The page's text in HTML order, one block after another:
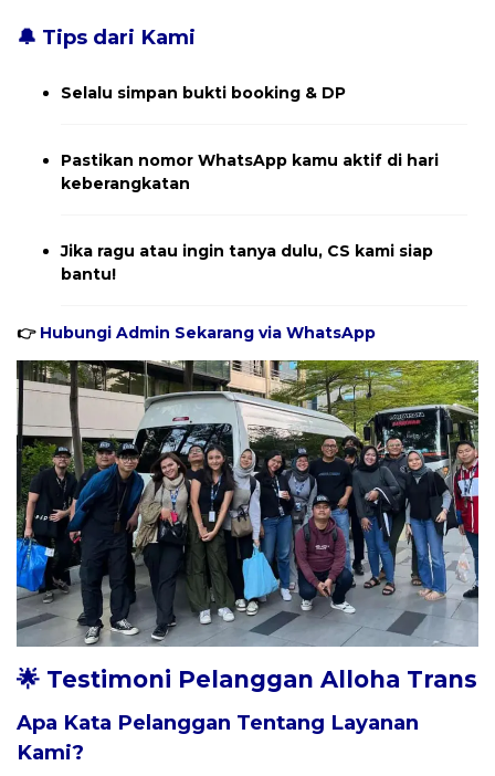
🔔 Tips dari Kami
Selalu simpan bukti booking & DP
Pastikan nomor WhatsApp kamu aktif di hari
keberangkatan
Jika ragu atau ingin tanya dulu, CS kami siap
bantu!
👉 Hubungi Admin Sekarang via WhatsApp
🌟 Testimoni Pelanggan Alloha Trans
Apa Kata Pelanggan Tentang Layanan
Kami?